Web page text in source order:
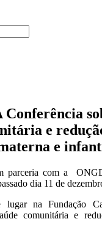
e
e
parceria com a
dia 11 de
na Fundação
comunitária e